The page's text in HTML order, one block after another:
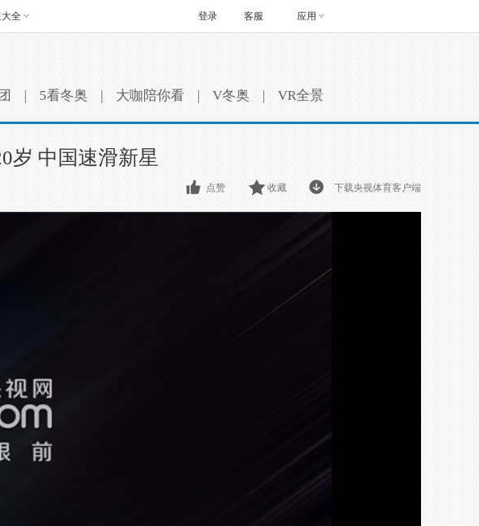
全 客服 应用
登录
| 5看冬奥 | 大咖陪你看 | V冬奥 | VR全景
岁 中国速滑新星
下载央视体育客户端
收藏
点赞